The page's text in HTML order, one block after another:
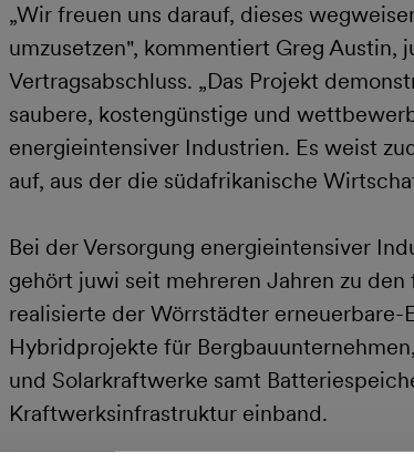
„Wir freuen uns darauf, dieses
umzusetzen", kommentiert Greg Austin,
Vertragsabschluss. „Das Projekt
saubere, kostengünstige und
energieintensiver Industrien. Es weist
auf, aus der die südafrikanische
Bei der Versorgung energieintensiver
gehört juwi seit mehreren Jahren zu
realisierte der Wörrstädter
Hybridprojekte für
und Solarkraftwerke samt
Kraftwerksinfrastruktur einband.